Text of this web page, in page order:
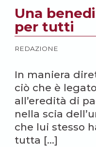
Una
per tutti
REDAZIONE
In maniera
ciò che è
all’eredità di
nella scia
che lui stesso
tutta […]